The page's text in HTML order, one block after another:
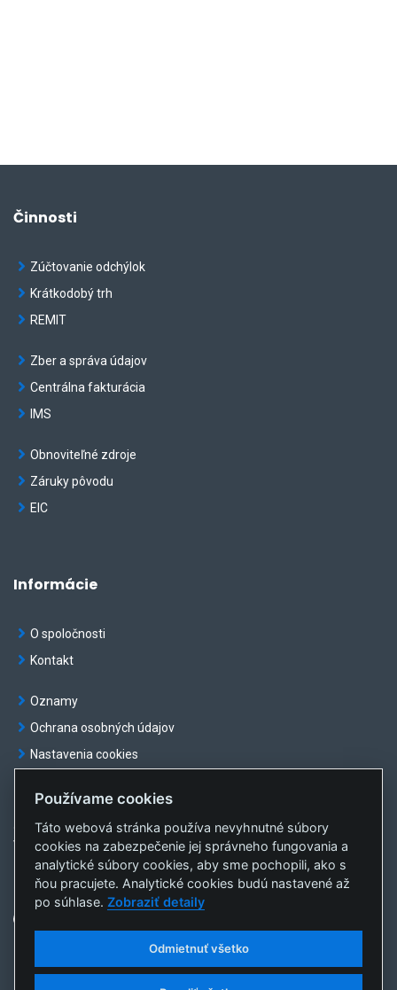
Činnosti
Zúčtovanie odchýlok
Krátkodobý trh
REMIT
Zber a správa údajov
Centrálna fakturácia
IMS
Obnoviteľné zdroje
Záruky pôvodu
EIC
Informácie
O spoločnosti
Kontakt
Oznamy
Ochrana osobných údajov
Nastavenia cookies
© OKTE, a.s. Všetky práva vyhradené
Vytvorilasféra, a.s.
Používame cookies
Táto webová stránka používa nevyhnutné súbory
cookies na zabezpečenie jej správneho fungovania a
analytické súbory cookies, aby sme pochopili, ako s
ňou pracujete. Analytické cookies budú nastavené až
po súhlase.Zobraziť detaily
Odmietnuť všetko